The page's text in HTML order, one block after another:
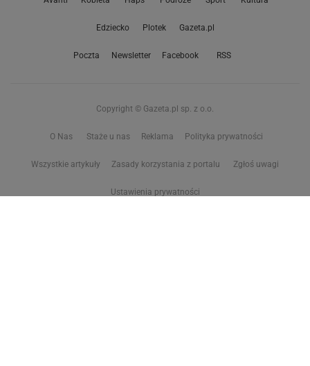
Edziecko Plotek Gazeta.pl
Poczta Newsletter Facebook RSS
Copyright © Gazeta.pl sp. z o.o.
O Nas Staże u nas Reklama Polityka prywatności
Wszystkie artykuły Zasady korzystania z portalu Zgłoś uwagi
Ustawienia prywatności